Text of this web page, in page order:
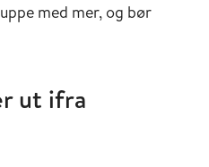
med mer, og bør
ut ifra